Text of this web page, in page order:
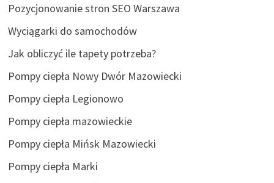
Pozycjonowanie stron SEO Warszawa
Wyciągarki do samochodów
Jak obliczyć ile tapety potrzeba?
Pompy ciepła Nowy Dwór Mazowiecki
Pompy ciepła Legionowo
Pompy ciepła mazowieckie
Pompy ciepła Mińsk Mazowiecki
Pompy ciepła Marki